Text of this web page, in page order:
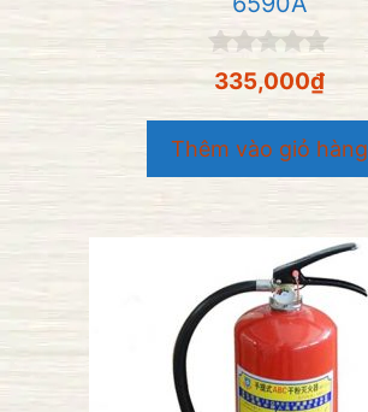
0
n
g
o
à
i
335,000₫
Thêm vào giỏ hàng